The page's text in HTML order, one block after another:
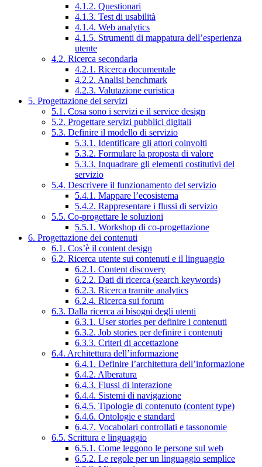
4.1.2. Questionari
4.1.3. Test di usabilità
4.1.4. Web analytics
4.1.5. Strumenti di mappatura dell’esperienza
utente
4.2. Ricerca secondaria
4.2.1. Ricerca documentale
4.2.2. Analisi benchmark
4.2.3. Valutazione euristica
5. Progettazione dei servizi
5.1. Cosa sono i servizi e il service design
5.2. Progettare servizi pubblici digitali
5.3. Definire il modello di servizio
5.3.1. Identificare gli attori coinvolti
5.3.2. Formulare la proposta di valore
5.3.3. Inquadrare gli elementi costitutivi del
servizio
5.4. Descrivere il funzionamento del servizio
5.4.1. Mappare l’ecosistema
5.4.2. Rappresentare i flussi di servizio
5.5. Co-progettare le soluzioni
5.5.1. Workshop di co-progettazione
6. Progettazione dei contenuti
6.1. Cos’è il content design
6.2. Ricerca utente sui contenuti e il linguaggio
6.2.1. Content discovery
6.2.2. Dati di ricerca (search keywords)
6.2.3. Ricerca tramite analytics
6.2.4. Ricerca sui forum
6.3. Dalla ricerca ai bisogni degli utenti
6.3.1. User stories per definire i contenuti
6.3.2. Job stories per definire i contenuti
6.3.3. Criteri di accettazione
6.4. Architettura dell’informazione
6.4.1. Definire l’architettura dell’informazione
6.4.2. Alberatura
6.4.3. Flussi di interazione
6.4.4. Sistemi di navigazione
6.4.5. Tipologie di contenuto (content type)
6.4.6. Ontologie e standard
6.4.7. Vocabolari controllati e tassonomie
6.5. Scrittura e linguaggio
6.5.1. Come leggono le persone sul web
6.5.2. Le regole per un linguaggio semplice